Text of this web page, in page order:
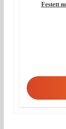
Festett